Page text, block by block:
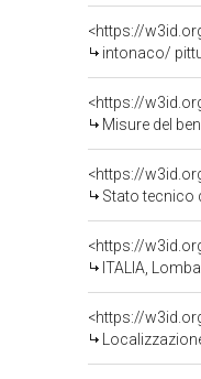
<https://
intonaco/
<https://
Misure del
<https://
Stato tecnico
<https://
ITALIA,
<https://